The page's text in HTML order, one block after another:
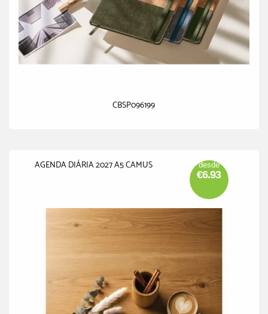
CBSP096199
AGENDA DIÁRIA 2027 A5 CAMUS desde
€6.93